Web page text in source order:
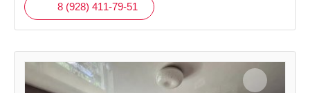
8 (928) 411-79-51